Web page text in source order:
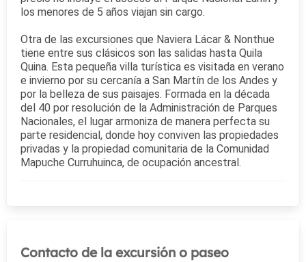
los menores de 5 años viajan sin cargo.
Otra de las excursiones que Naviera Lácar & Nonthue
tiene entre sus clásicos son las salidas hasta Quila
Quina. Esta pequeña villa turística es visitada en verano
e invierno por su cercanía a San Martín de los Andes y
por la belleza de sus paisajes. Formada en la década
del 40 por resolución de la Administración de Parques
Nacionales, el lugar armoniza de manera perfecta su
parte residencial, donde hoy conviven las propiedades
privadas y la propiedad comunitaria de la Comunidad
Mapuche Curruhuinca, de ocupación ancestral.
Contacto de la excursión o paseo